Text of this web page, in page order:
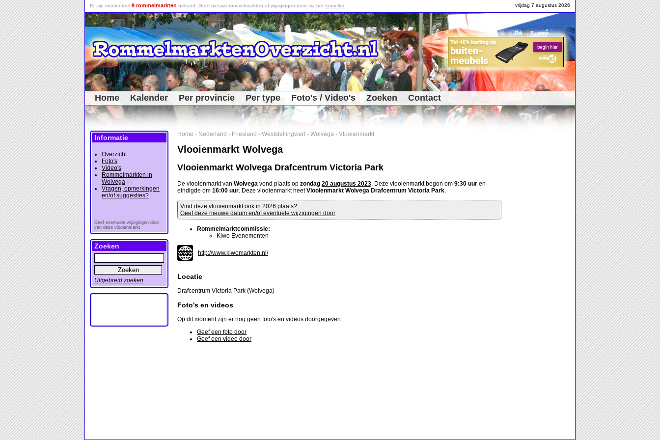
vrijdag 7 augustus 2026
Er zijn momenteel 9 rommelmarkten bekend. Geef nieuwe rommelmarkten of wijzigingen door via het formulier.
Home Kalender Per provincie Per type Foto's / Video's Zoeken Contact
Home - Nederland - Friesland - Weststellingwerf- Wolvega - Vlooienmarkt
Vlooienmarkt Wolvega
Vlooienmarkt Wolvega Drafcentrum Victoria Park
De vlooienmarkt van Wolvega vond plaats op zondag 20 augustus 2023. Deze vlooienmarkt begon om 9:30 uur en
eindigde om 16:00 uur. Deze vlooienmarkt heetVlooienmarkt Wolvega Drafcentrum Victoria Park.
Vind deze vlooienmarkt ook in 2026 plaats?
Geef deze nieuwe datum en/of eventuele wijzigingen door
Rommelmarktcommissie:
Kiwo Evenementen
http://www.kiwomarkten.nl/
Locatie
Drafcentrum Victoria Park (Wolvega)
Foto's en videos
Op dit moment zijn er nog geen foto's en videos doorgegeven.
Geef een foto door
Geef een video door
Informatie
Overzicht
Foto's
Video's
Rommelmarkten in
Wolvega (4)
Vragen, opmerkingen
en/of suggesties?
Geef eventuele wijzigingen door
van deze vlooienmarkt
Zoeken
Uitgebreid zoeken